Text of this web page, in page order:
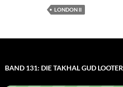
LONDON II
BAND 131: DIE TAKHAL GUD LOOTER